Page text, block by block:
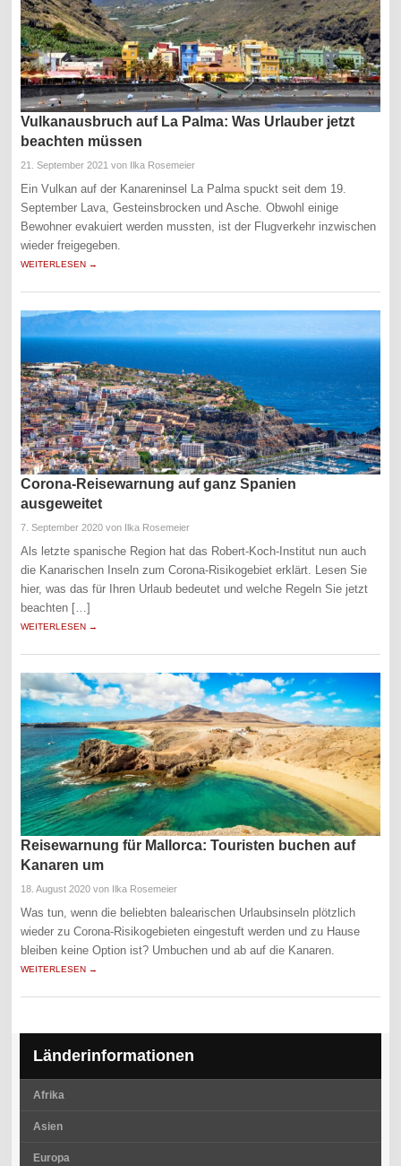
Vulkanausbruch auf La Palma: Was Urlauber jetzt
beachten müssen
21. September 2021 von Ilka Rosemeier
Ein Vulkan auf der Kanareninsel La Palma spuckt seit dem 19.
September Lava, Gesteinsbrocken und Asche. Obwohl einige
Bewohner evakuiert werden mussten, ist der Flugverkehr inzwischen
wieder freigegeben.
WEITERLESEN →
Corona-Reisewarnung auf ganz Spanien
ausgeweitet
7. September 2020 von Ilka Rosemeier
Als letzte spanische Region hat das Robert-Koch-Institut nun auch
die Kanarischen Inseln zum Corona-Risikogebiet erklärt. Lesen Sie
hier, was das für Ihren Urlaub bedeutet und welche Regeln Sie jetzt
beachten […]
WEITERLESEN →
Reisewarnung für Mallorca: Touristen buchen auf
Kanaren um
18. August 2020 von Ilka Rosemeier
Was tun, wenn die beliebten balearischen Urlaubsinseln plötzlich
wieder zu Corona-Risikogebieten eingestuft werden und zu Hause
bleiben keine Option ist? Umbuchen und ab auf die Kanaren.
WEITERLESEN →
Länderinformationen
Afrika
Asien
Europa